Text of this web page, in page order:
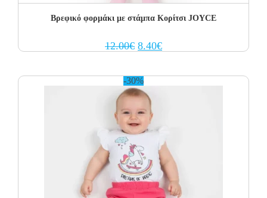
Βρεφικό φορμάκι με στάμπα Κορίτσι JOYCE
12.00€ Original
price
8.40€Current
price
-30%